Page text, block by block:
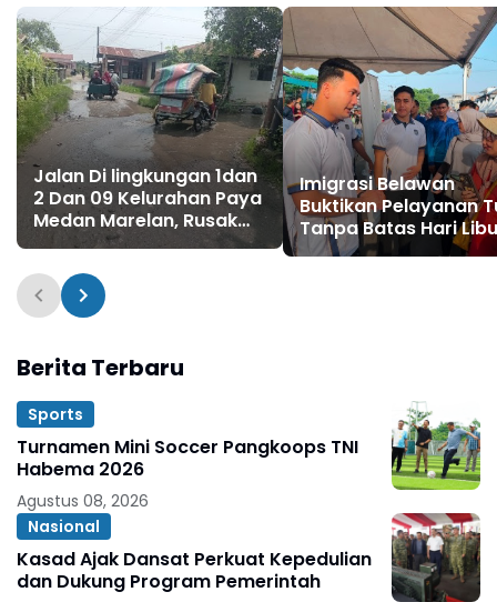
Jalan Di lingkungan 1dan
2 Dan 09 Kelurahan Paya
Medan Marelan, Rusak
Parah, Tanpa Ada
SDABMBK Kota Medan
Imigrasi Belawan
Buktikan Pelayanan
Tanpa Batas Hari
Berita Terbaru
Sports
Turnamen Mini Soccer Pangkoops TNI
Habema 2026
Agustus 08, 2026
Nasional
Kasad Ajak Dansat Perkuat Kepedulian
dan Dukung Program Pemerintah